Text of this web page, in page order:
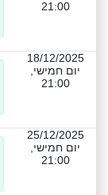
21:00
18/12/2025
יום חמישי,
21:00
25/12/2025
יום חמישי,
21:00